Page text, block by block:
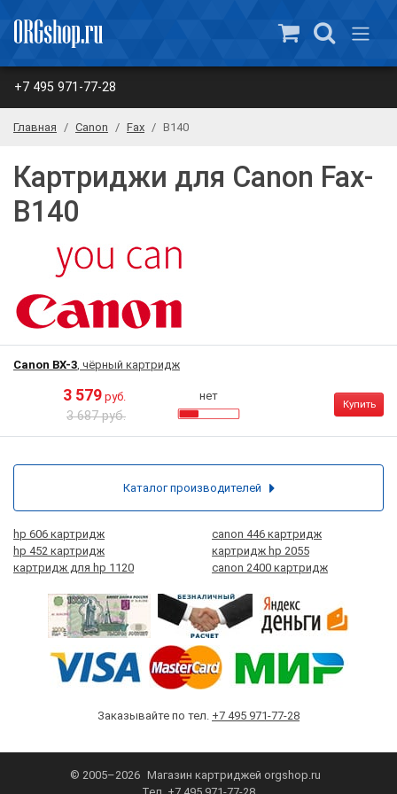
+7 495 971-77-28
Главная Canon Fax B140
Картриджи для Canon Fax-
B140
Canon BX-3, чёрный картридж
3 579 руб.
3 687 руб.
нет
Купить
hp 606 картридж
canon 446 картридж
hp 452 картридж
картридж hp 2055
картридж для hp 1120
canon 2400 картридж
Заказывайте по тел. +7 495 971-77-28
© 2005–2026 Магазин картриджей orgshop.ru